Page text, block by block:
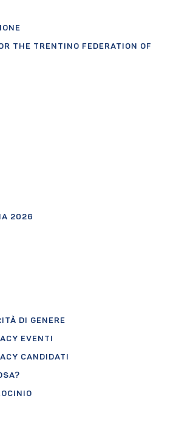
THE TRENTINO FEDERATION OF
2026
DI GENERE
EVENTI
CANDIDATI